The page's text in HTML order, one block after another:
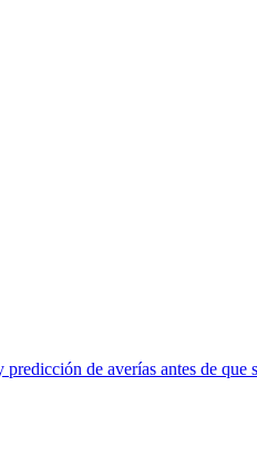
de averías antes de que